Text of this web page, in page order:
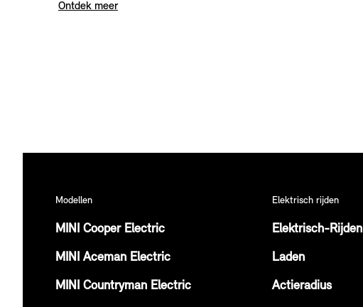
Ontdek meer
Modellen
MINI Cooper Electric
MINI Aceman Electric
MINI Countryman Electric
Elektrisch rijden
Elektrisch-Rijden
Laden
Actieradius